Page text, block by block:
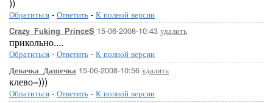
Обратиться - Ответить - К полной версии
Crazy_Fuking_PrinceS 15-06-2008-10:43 удалить
прикольно....
Обратиться - Ответить - К полной версии
Девачка_Дашечка 15-06-2008-10:56 удалить
клево=)))
Обратиться - Ответить - К полной версии